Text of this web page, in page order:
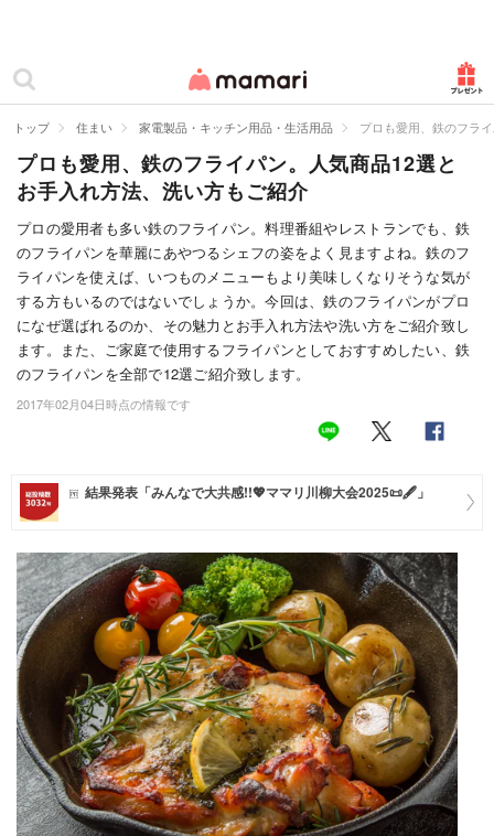
ママリ
カテゴリー一覧
妊娠
出産
赤ちゃん・育児
子育て・家族
病院
住まい
トレンド・イベント
トップ 住まい 家電製品・キッチン用品・生活用品 プロも愛用、鉄のフラ
プロも愛用、鉄のフライパン。人気商品12選と
お手入れ方法、洗い方もご紹介
プロの愛用者も多い鉄のフライパン。料理番組やレストランでも、鉄
のフライパンを華麗にあやつるシェフの姿をよく見ますよね。鉄のフ
ライパンを使えば、いつものメニューもより美味しくなりそうな気が
する方もいるのではないでしょうか。今回は、鉄のフライパンがプロ
になぜ選ばれるのか、その魅力とお手入れ方法や洗い方をご紹介致し
ます。また、ご家庭で使用するフライパンとしておすすめしたい、鉄
のフライパンを全部で12選ご紹介致します。
2017年02月04日時点の情報です
結果発表「みんなで大共感!!💖ママリ川柳大会2025📜🖋️」